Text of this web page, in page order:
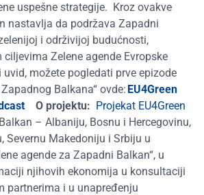
uspešne strategije. Kroz ovakve
nastavlja da podržava Zapadni
i održivijoj budućnosti,
Zelene agende Evropske
možete pogledati prve epizode
Balkana“ ovde: EU4Green
O projektu: Projekat EU4Green
– Albaniju, Bosnu i Hercegovinu,
Severnu Makedoniju i Srbiju u
agende za Zapadni Balkan“, u
njihovih ekonomija u konsultaciji
partnerima i u unapređenju